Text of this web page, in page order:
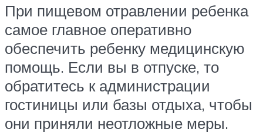
При пищевом отравлении ребенка
самое главное оперативно
обеспечить ребенку медицинскую
помощь. Если вы в отпуске, то
обратитесь к администрации
гостиницы или базы отдыха, чтобы
они приняли неотложные меры.